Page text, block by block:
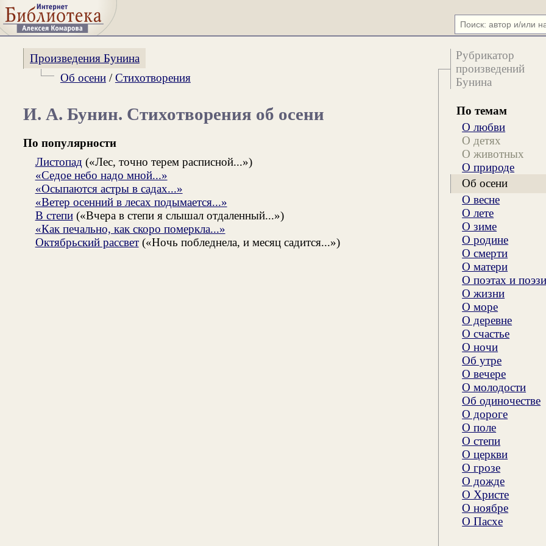
Рубрикатор
произведений
Бунина
По темам
О любви
О детях
О животных
О природе
Об осени
О весне
О лете
О зиме
О родине
О смерти
О матери
О поэтах и
О жизни
О море
О деревне
О счастье
О ночи
Об утре
О вечере
О молодости
Об одиночестве
О дороге
О поле
О степи
О церкви
О грозе
О дожде
О Христе
О ноябре
О Пасхе
Произведения Бунина
Об осени/Стихотворения
И. А. Бунин. Стихотворения об осени
По популярности
Листопад («Лес, точно терем расписной...»)
«Седое небо надо мной...»
«Осыпаются астры в садах...»
«Ветер осенний в лесах подымается...»
В степи(«Вчера в степи я слышал отдаленный...»)
«Как печально, как скоро померкла...»
Октябрьский рассвет(«Ночь побледнела, и месяц садится...»)